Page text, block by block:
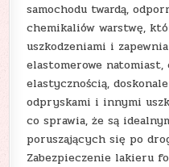
samochodu twardą,
chemikaliów warstwę,
uszkodzeniami i zapewnia
elastomerowe
elastycznością,
odpryskami i innymi
co sprawia, że są
poruszających się po
Zabezpieczenie lakieru